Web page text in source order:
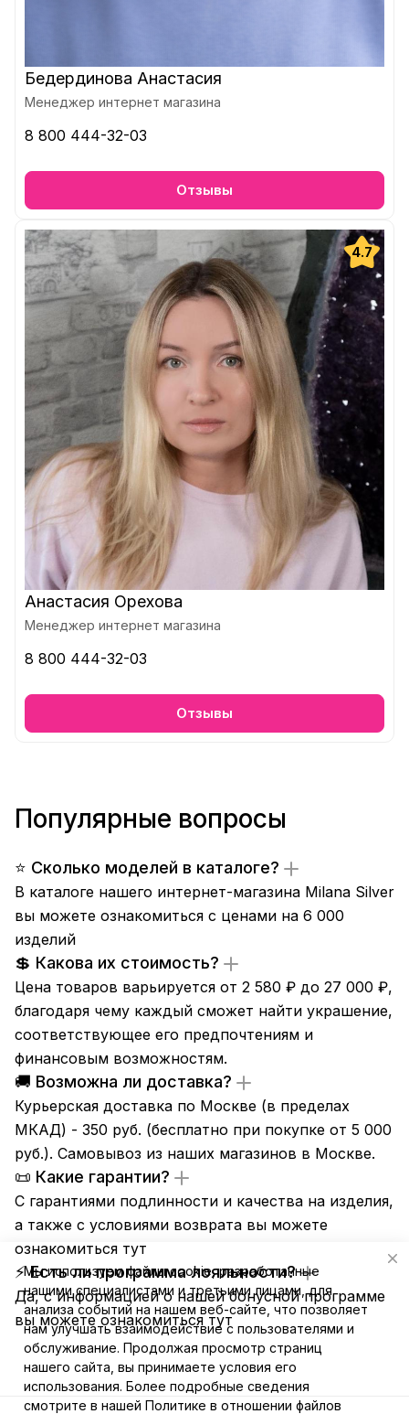
Бедердинова Анастасия
Менеджер интернет магазина
8 800 444-32-03
Отзывы
4.7
Анастасия Орехова
Менеджер интернет магазина
8 800 444-32-03
Отзывы
Популярные вопросы
⭐ Сколько моделей в каталоге?
В каталоге нашего интернет-магазина Milana Silver
вы можете ознакомиться с ценами на 6 000
изделий
💲 Какова их стоимость?
Цена товаров варьируется от 2 580 ₽ до 27 000 ₽,
благодаря чему каждый сможет найти украшение,
соответствующее его предпочтениям и
финансовым возможностям.
🚚 Возможна ли доставка?
Курьерская доставка по Москве (в пределах
МКАД) - 350 руб. (бесплатно при покупке от 5 000
руб.). Самовывоз из наших магазинов в Москве.
📜 Какие гарантии?
С гарантиями подлинности и качества на изделия,
а также с условиями возврата вы можете
ознакомиться тут
⚡ Есть ли программа лояльности?
Да, с информацией о нашей бонусной программе
вы можете ознакомитьсятут
Мы используем файлы cookie, разработанные
нашими специалистами и третьими лицами, для
анализа событий на нашем веб-сайте, что позволяет
нам улучшать взаимодействие с пользователями и
обслуживание. Продолжая просмотр страниц
нашего сайта, вы принимаете условия его
использования. Более подробные сведения
смотрите в нашей Политике в отношении файлов